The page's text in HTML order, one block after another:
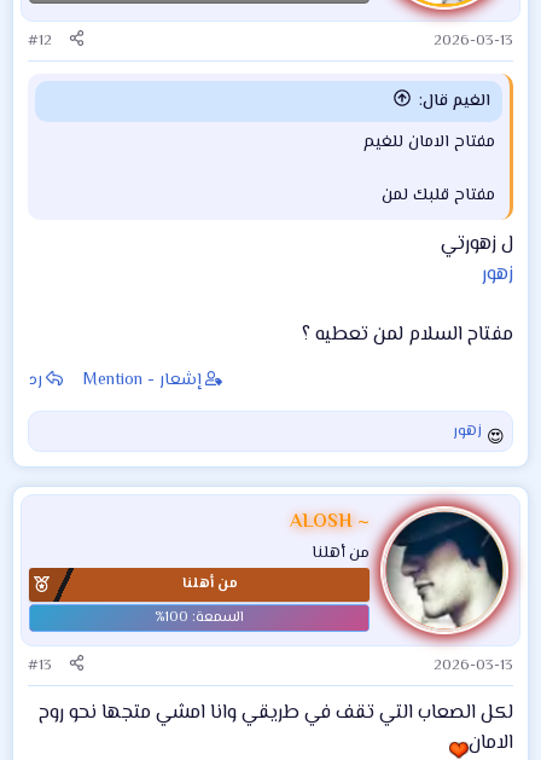
ت
:
2026-03-13
#12
الغيم قال:
مفتاح الامان للغيم
مفتاح قلبك لمن
ل زهورتي
زهور
مفتاح السلام لمن تعطيه ؟
إشعار - Mention رد
ا
ل
ت
ف
ا
ع
ل
ا
ت
:
زهور
ALOSH ~
من أهلنا
من أهلنا
2026-03-13
#13
لكل الصعاب التي تقف في طريقي وانا امشي متجها نحو روح
الامان